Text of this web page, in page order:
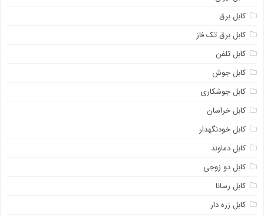
کابل برق
کابل برق تک فاز
کابل تلفن
کابل جوش
کابل جوشکاری
کابل خراسان
کابل خودنگهدار
کابل دماوند
کابل دو زوجی
کابل رسانا
کابل زره دار